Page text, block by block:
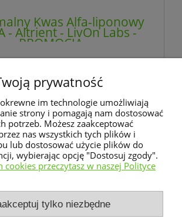
Kwas Alfa-liponowy
- Altrient - LivOn Labs -
PROMOCJA
8% VAT, bez kosztów dostawy
regularna:477,00 zł
cena:477,00 zł
o dostępności
Warunki zakupów
prywatność
im technologie umożliwiają
strony i pomagają nam dostosować
potrzeb. Możesz zaakceptować
nas wszystkich tych plików i
lub dostosować użycie plików do
wybierając opcję "Dostosuj zgody".
cookies przeczytasz w naszej Polityce
tylko niezbędne